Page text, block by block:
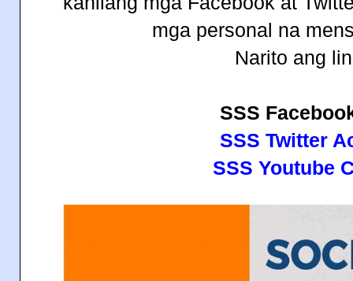
mga personal na
Narito ang
SSS
SSS Twitter
SSS Youtube